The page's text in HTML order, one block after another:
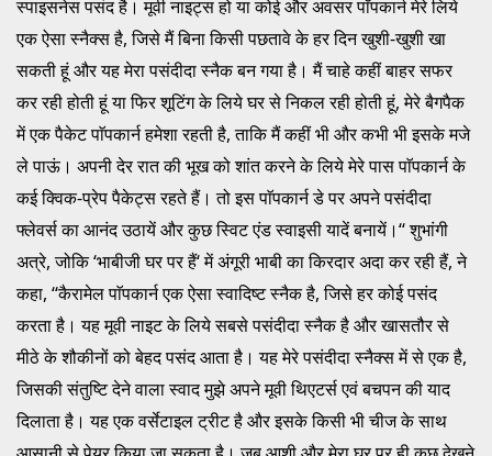
स्पाइसनेस पसंद है। मूवी नाइट्स हो या कोई और अवसर पाॅपकार्न मेरे लिये
एक ऐसा स्नैक्स है, जिसे मैं बिना किसी पछतावे के हर दिन खुशी-खुशी खा
सकती हूं और यह मेरा पसंदीदा स्नैक बन गया है। मैं चाहे कहीं बाहर सफर
कर रही होती हूं या फिर शूटिंग के लिये घर से निकल रही होती हूं, मेरे बैगपैक
में एक पैकेट पाॅपकार्न हमेशा रहती है, ताकि मैं कहीं भी और कभी भी इसके मजे
ले पाऊं। अपनी देर रात की भूख को शांत करने के लिये मेरे पास पाॅपकार्न के
कई क्विक-प्रेप पैकेट्स रहते हैं। तो इस पाॅपकार्न डे पर अपने पसंदीदा
फ्लेवर्स का आनंद उठायें और कुछ स्विट एंड स्वाइसी यादें बनायें।‘‘ शुभांगी
अत्रे, जोकि ‘भाबीजी घर पर हैं‘ में अंगूरी भाबी का किरदार अदा कर रही हैं, ने
कहा, ‘‘कैरामेल पाॅपकार्न एक ऐसा स्वादिष्ट स्नैक है, जिसे हर कोई पसंद
करता है। यह मूवी नाइट के लिये सबसे पसंदीदा स्नैक है और खासतौर से
मीठे के शौकीनों को बेहद पसंद आता है। यह मेरे पसंदीदा स्नैक्स में से एक है,
जिसकी संतुष्टि देने वाला स्वाद मुझे अपने मूवी थिएटर्स एवं बचपन की याद
दिलाता है। यह एक वर्सेटाइल ट्रीट है और इसके किसी भी चीज के साथ